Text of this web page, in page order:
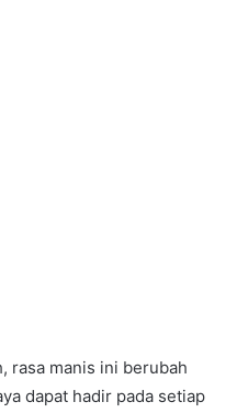
rasa manis ini berubah
dapat hadir pada setiap